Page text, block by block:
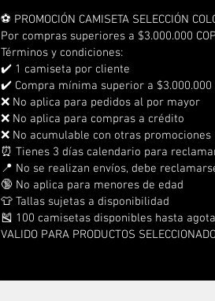
⚽ PROMOCIÓN CAMISETA SELECCIÓN
Por compras superiores a $3.000.000
Términos y condiciones:
✔️ 1 camiseta por cliente
✔️ Compra mínima superior a $3.000.000
❌ No aplica para pedidos al por mayor
❌ No aplica para compras a crédito
❌ No acumulable con otras promociones
⏰ Tienes 3 días calendario para
📍 No se realizan envíos, debe
🔞 No aplica para menores de edad
👕 Tallas sujetas a disponibilidad
🎽 100 camisetas disponibles hasta
VALIDO PARA PRODUCTOS